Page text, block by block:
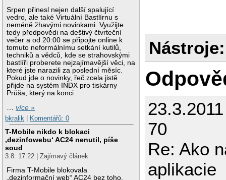
Srpen přinesl nejen další spalující
vedro, ale také Virtuální Bastlírnu s
neméně žhavými novinkami. Využijte
tedy předpovědi na deštivý čtvrteční
večer a od 20:00 se připojte online k
tomuto neformálnímu setkání kutilů,
techniků a vědců, kde se strahovskými
bastlíři proberete nejzajímavější věci, na
které jste narazili za poslední měsíc.
Pokud jde o novinky, řeč zcela jistě
přijde na systém INDX pro tiskárny
Průša, který na konci
…více »
bkralik
Komentářů: 0
T-Mobile nikdo k blokaci
‚dezinfowebu‘ AC24 nenutil, píše
soud
3.8. 17:22 | Zajímavý článek
Firma T-Mobile blokovala
„dezinformační web“ AC24 bez toho,
Nástroje:
70
Re: Ako
aplikacie